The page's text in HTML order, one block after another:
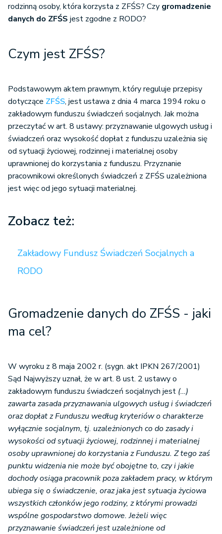
rodzinną osoby, która korzysta z ZFŚS? Czy gromadzenie
danych do ZFŚS jest zgodne z RODO?
Czym jest ZFŚS?
Podstawowym aktem prawnym, który reguluje przepisy
dotyczące ZFŚS, jest ustawa z dnia 4 marca 1994 roku o
zakładowym funduszu świadczeń socjalnych. Jak można
przeczytać w art. 8 ustawy: przyznawanie ulgowych usług i
świadczeń oraz wysokość dopłat z funduszu uzależnia się
od sytuacji życiowej, rodzinnej i materialnej osoby
uprawnionej do korzystania z funduszu. Przyznanie
pracownikowi określonych świadczeń z ZFŚS uzależniona
jest więc od jego sytuacji materialnej.
Zobacz też:
Zakładowy Fundusz Świadczeń Socjalnych a
RODO
Gromadzenie danych do ZFŚS - jaki
ma cel?
W wyroku z 8 maja 2002 r. (sygn. akt IPKN 267/2001)
Sąd Najwyższy uznał, że w art. 8 ust. 2 ustawy o
zakładowym funduszu świadczeń socjalnych jest (…)
zawarta zasada przyznawania ulgowych usług i świadczeń
oraz dopłat z Funduszu według kryteriów o charakterze
wyłącznie socjalnym, tj. uzależnionych co do zasady i
wysokości od sytuacji życiowej, rodzinnej i materialnej
osoby uprawnionej do korzystania z Funduszu. Z tego zaś
punktu widzenia nie może być obojętne to, czy i jakie
dochody osiąga pracownik poza zakładem pracy, w którym
ubiega się o świadczenie, oraz jaka jest sytuacja życiowa
wszystkich członków jego rodziny, z którymi prowadzi
wspólne gospodarstwo domowe. Jeżeli więc
przyznawanie świadczeń jest uzależnione od